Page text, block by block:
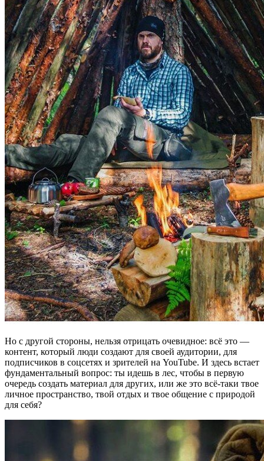
Но с другой стороны, нельзя отрицать очевидное: всё это —
контент, который люди создают для своей аудитории, для
подписчиков в соцсетях и зрителей на YouTube. И здесь встает
фундаментальный вопрос: ты идешь в лес, чтобы в первую
очередь создать материал для других, или же это всё-таки твое
личное пространство, твой отдых и твое общение с природой
для себя?